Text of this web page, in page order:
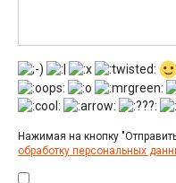
Нажимая на кнопку
обработку персональных